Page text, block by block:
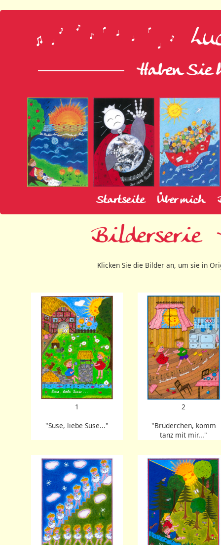
Startseite Über mich
Klicken Sie die Bilder an, um sie in
1
"Suse, liebe Suse..."
2
"Brüderchen, komm
tanz mit mir..."